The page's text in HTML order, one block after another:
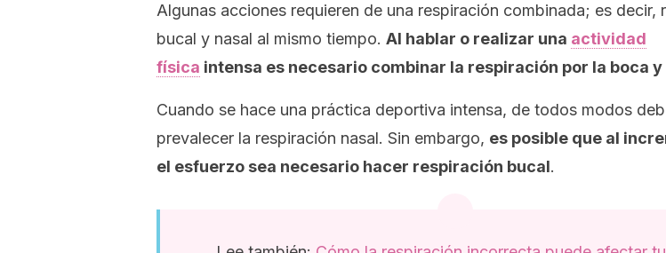
Algunas acciones requieren de una respiración combinada; es decir,
bucal y nasal al mismo tiempo. Al hablar o realizar una actividad
física intensa es necesario combinar la respiración por la boca y
Cuando se hace una práctica deportiva intensa, de todos modos
prevalecer la respiración nasal. Sin embargo, es posible que al
el esfuerzo sea necesario hacer respiración bucal.